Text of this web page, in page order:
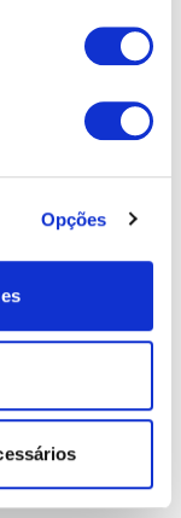
Opções